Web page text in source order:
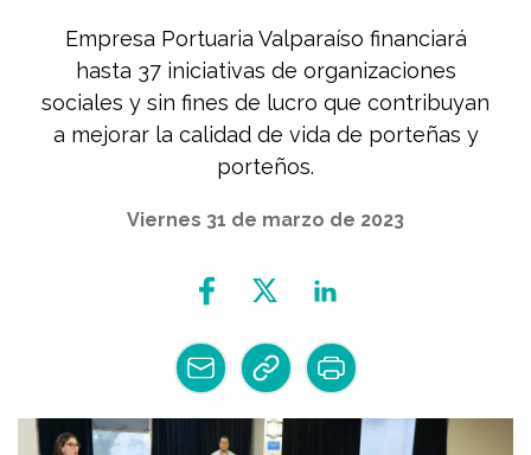
Empresa Portuaria Valparaíso financiará
hasta 37 iniciativas de organizaciones
sociales y sin fines de lucro que contribuyan
a mejorar la calidad de vida de porteñas y
porteños.
Viernes 31 de marzo de 2023